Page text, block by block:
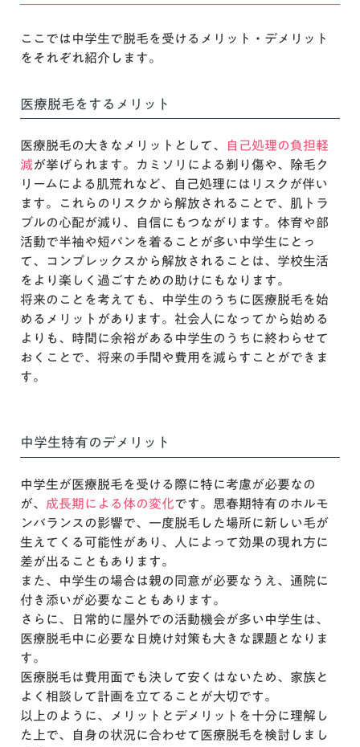
ここでは中学生で脱毛を受けるメリット・デメリット
をそれぞれ紹介します。
医療脱毛をするメリット
医療脱毛の大きなメリットとして、
自己処理の負担軽
減が挙げられます。カミソリによる剃り傷や、除毛ク
リームによる肌荒れなど、自己処理にはリスクが伴い
ます。これらのリスクから解放されることで、肌トラ
ブルの心配が減り、自信にもつながります。体育や部
活動で半袖や短パンを着ることが多い中学生にとっ
て、コンプレックスから解放されることは、学校生活
をより楽しく過ごすための助けにもなります。
将来のことを考えても、中学生のうちに医療脱毛を始
めるメリットがあります。社会人になってから始める
よりも、時間に余裕がある中学生のうちに終わらせて
おくことで、将来の手間や費用を減らすことができま
す。
中学生特有のデメリット
中学生が医療脱毛を受ける際に特に考慮が必要なの
が、 成長期による体の変化です。思春期特有のホルモ
ンバランスの影響で、一度脱毛した場所に新しい毛が
生えてくる可能性があり、人によって効果の現れ方に
差が出ることもあります。
また、中学生の場合は親の同意が必要なうえ、通院に
付き添いが必要なこともあります。
さらに、日常的に屋外での活動機会が多い中学生は、
医療脱毛中に必要な日焼け対策も大きな課題となりま
す。
医療脱毛は費用面でも決して安くはないため、家族と
よく相談して計画を立てることが大切です。
以上のように、メリットとデメリットを十分に理解し
た上で、自身の状況に合わせて医療脱毛を検討しまし